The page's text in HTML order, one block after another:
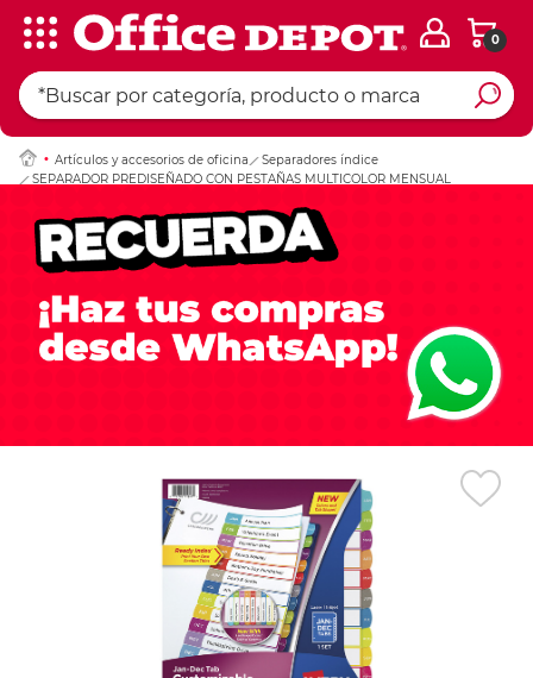
0
Artículos y accesorios de oficina
Separadores índice
SEPARADOR PREDISEÑADO CON PESTAÑAS MULTICOLOR MENSUAL
Ingresar Codigo